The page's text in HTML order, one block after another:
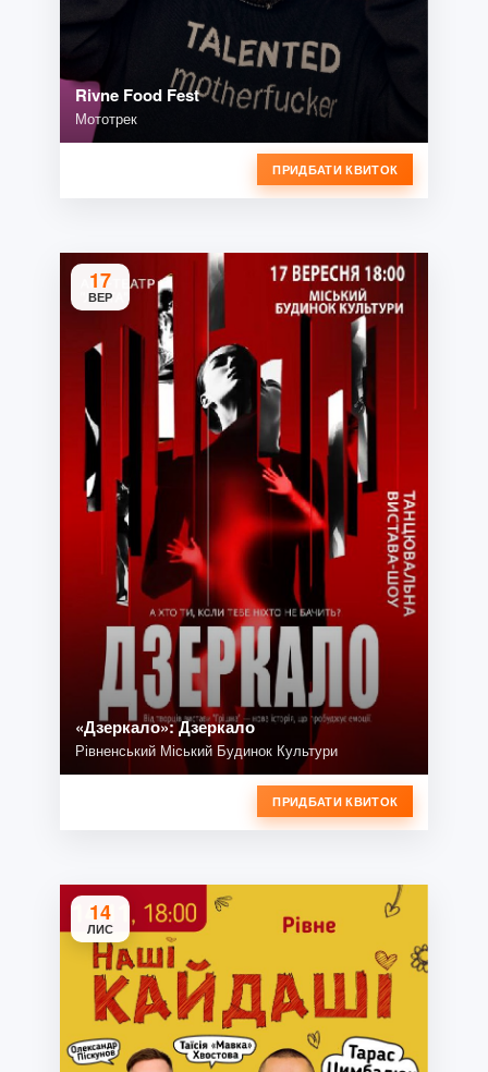
Rivne Food Fest
Мототрек
ПРИДБАТИ КВИТОК
17
ВЕР
«Дзеркало»: Дзеркало
Рівненський Міський Будинок Культури
ПРИДБАТИ КВИТОК
14
ЛИС